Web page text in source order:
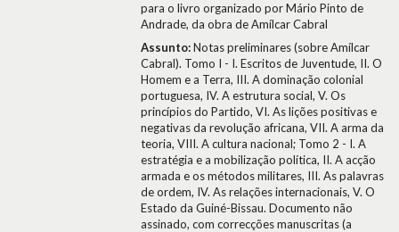
para o livro organizado por Mário Pinto de
Andrade, da obra de Amílcar Cabral
Assunto:Notas preliminares (sobre Amílcar
Cabral). Tomo I - I. Escritos de Juventude, II. O
Homem e a Terra, III. A dominação colonial
portuguesa, IV. A estrutura social, V. Os
princípios do Partido, VI. As lições positivas e
negativas da revolução africana, VII. A arma da
teoria, VIII. A cultura nacional; Tomo 2 - I. A
estratégia e a mobilização política, II. A acção
armada e os métodos militares, III. As palavras
de ordem, IV. As relações internacionais, V. O
Estado da Guiné-Bissau. Documento não
assinado, com correcções manuscritas (a